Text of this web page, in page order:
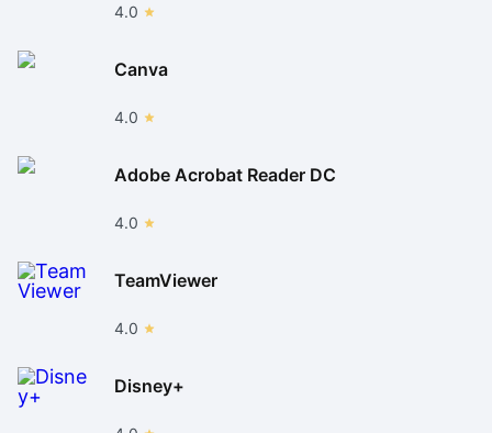
4.0
Canva
4.0
Adobe Acrobat Reader DC
4.0
TeamViewer
4.0
Disney+